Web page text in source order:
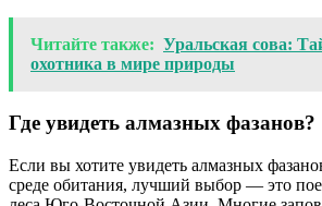
Читайте также: Уральская сова:
охотника в мире природы
Где увидеть алмазных фазанов?
Если вы хотите увидеть алмазных
среде обитания, лучший выбор — это